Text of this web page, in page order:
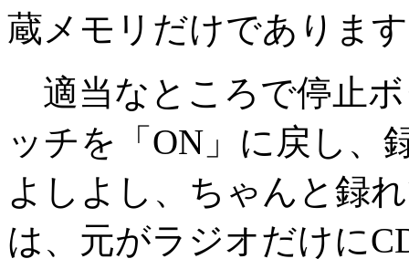
蔵メモリだけでありま
適当なところで停止
ッチを「ON」に戻し、
よしよし、ちゃんと録
は、元がラジオだけに